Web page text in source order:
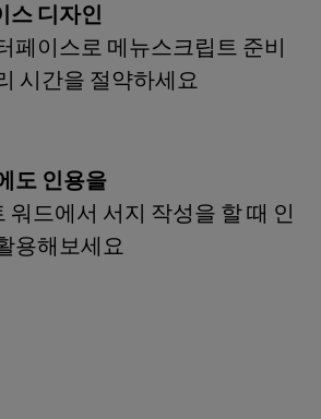
스 디자인
페이스로 메뉴스크립트 준비
시간을 절약하세요
도 인용을
워드에서 서지 작성을 할 때 인
용해보세요